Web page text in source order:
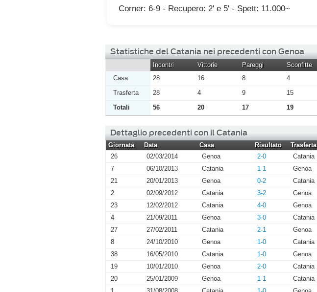
Corner: 6-9 - Recupero: 2' e 5' - Spett: 11.000~
Statistiche del Catania nei precedenti con Genoa
Incontri Vittorie Pareggi Sconfitte
Casa
28 16 8 4
Trasferta
28 4 9 15
Totali
56 20 17 19
Dettaglio precedenti con il Catania
Giornata Data Casa Risultato Trasferta
26
02/03/2014 Genoa 2-0 Catania
7
06/10/2013 Catania 1-1 Genoa
21
20/01/2013 Genoa 0-2 Catania
2
02/09/2012 Catania 3-2 Genoa
23
12/02/2012 Catania 4-0 Genoa
4
21/09/2011 Genoa 3-0 Catania
27
27/02/2011 Catania 2-1 Genoa
8
24/10/2010 Genoa 1-0 Catania
38
16/05/2010 Catania 1-0 Genoa
19
10/01/2010 Genoa 2-0 Catania
20
25/01/2009 Genoa 1-1 Catania